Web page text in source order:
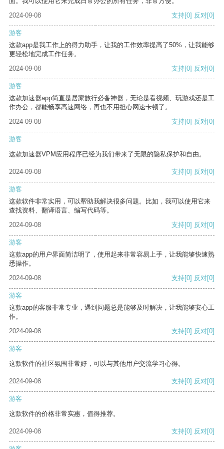
2024-09-08
支持[0] 反对[0]
游客
这款app是我工作上的得力助手，让我的工作效率提高了50%，让我能够
更轻松地完成工作任务。
2024-09-08
支持[0] 反对[0]
游客
这款加速器app简直是居家旅行必备神器，无论是看视频、玩游戏还是工
作办公，都能畅享高速网络，再也不用担心网速卡顿了。
2024-09-08
支持[0] 反对[0]
游客
这款加速器VPM应用程序已经为我们带来了无限的隐私保护和自由。
2024-09-08 支持[0] 反对[0]
游客
这款软件非常实用，可以帮助我解决很多问题。比如，我可以使用它来
查找资料、翻译语言、编写代码等。
2024-09-08
支持[0] 反对[0]
游客
这款app的用户界面简洁明了，使用起来非常容易上手，让我能够快速熟
悉操作。
2024-09-08
支持[0] 反对[0]
游客
这款app的客服非常专业，遇到问题总是能够及时解决，让我能够安心工
作。
2024-09-08
支持[0] 反对[0]
游客
这款软件的社区氛围非常好，可以与其他用户交流学习心得。
2024-09-08 支持[0] 反对[0]
游客
这款软件的价格非常实惠，值得推荐。
2024-09-08 支持[0] 反对[0]